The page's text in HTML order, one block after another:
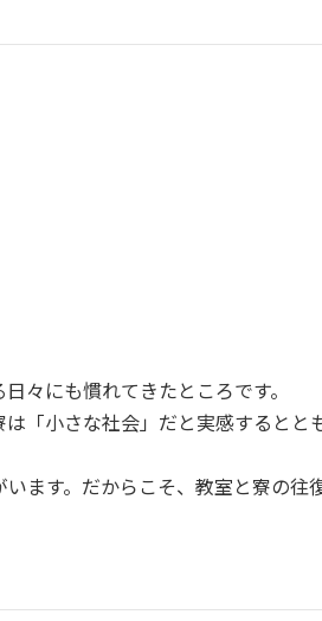
々にも慣れてきたところです。
「小さな社会」だと実感するとと
ます。だからこそ、教室と寮の往